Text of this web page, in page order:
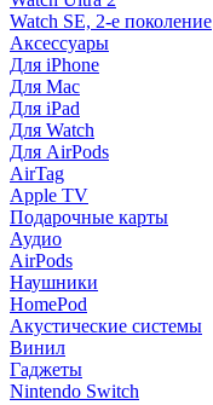
Watch SE, 2-е поколение
Аксессуары
Для iPhone
Для Mac
Для iPad
Для Watch
Для AirPods
AirTag
Apple TV
Подарочные карты
Аудио
AirPods
Наушники
HomePod
Акустические системы
Винил
Гаджеты
Nintendo Switch